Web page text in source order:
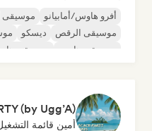
أفرو هاوس/أمابيانو موسيقى
موسيقى الرقص
ديسكو
موسيقى هاوس
موسيقى
(by Ugg’A)
أمين قائمة